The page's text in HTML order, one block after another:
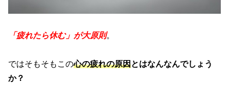
「疲れたら休む」が大原則。
ではそもそもこの心の疲れの原因とはなんなんでしょう
か？